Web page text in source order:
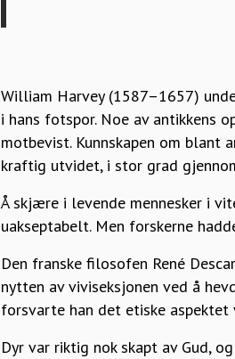
William Harvey (1587–1657)
i hans fotspor. Noe av antikkens
motbevist. Kunnskapen om blant
kraftig utvidet, i stor grad
Å skjære i levende mennesker i
uakseptabelt. Men forskerne
Den franske filosofen René
nytten av viviseksjonen ved å
forsvarte han det etiske aspektet
Dyr var riktig nok skapt av Gud,